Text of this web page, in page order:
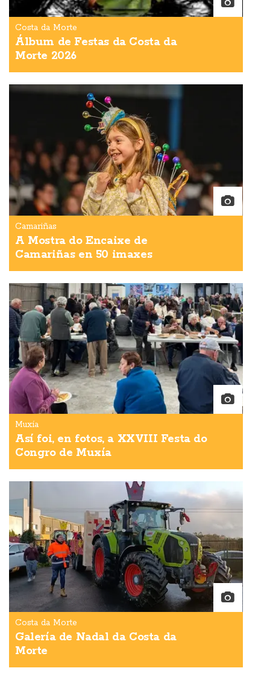
Costa da Morte
Álbum de Festas da Costa da
Morte 2026
Camariñas
A Mostra do Encaixe de
Camariñas en 50 imaxes
Muxía
Así foi, en fotos, a XXVIII Festa do
Congro de Muxía
Costa da Morte
Galería de Nadal da Costa da
Morte